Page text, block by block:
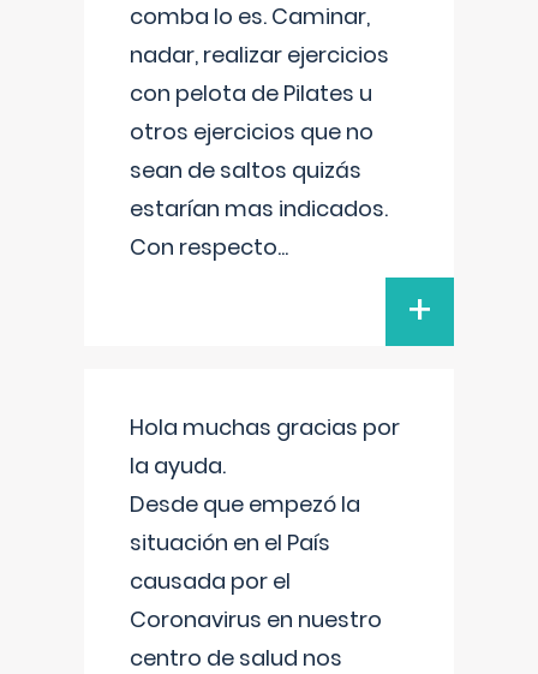
comba lo es. Caminar,
nadar, realizar ejercicios
con pelota de Pilates u
otros ejercicios que no
sean de saltos quizás
estarían mas indicados.
Con respecto...
+
Hola muchas gracias por
la ayuda.
Desde que empezó la
situación en el País
causada por el
Coronavirus en nuestro
centro de salud nos